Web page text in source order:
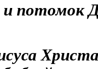
потомок